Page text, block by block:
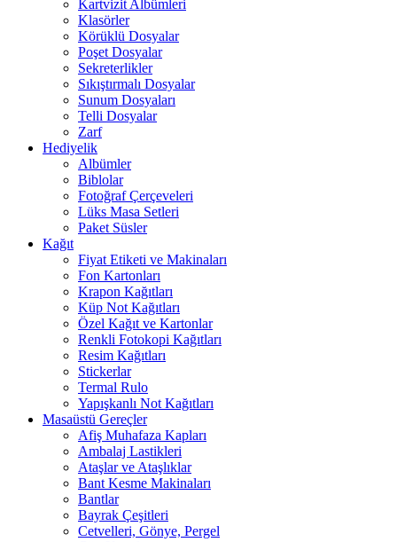
Kartvizit Albümleri
Klasörler
Körüklü Dosyalar
Poşet Dosyalar
Sekreterlikler
Sıkıştırmalı Dosyalar
Sunum Dosyaları
Telli Dosyalar
Zarf
Hediyelik
Albümler
Biblolar
Fotoğraf Çerçeveleri
Lüks Masa Setleri
Paket Süsler
Kağıt
Fiyat Etiketi ve Makinaları
Fon Kartonları
Krapon Kağıtları
Küp Not Kağıtları
Özel Kağıt ve Kartonlar
Renkli Fotokopi Kağıtları
Resim Kağıtları
Stickerlar
Termal Rulo
Yapışkanlı Not Kağıtları
Masaüstü Gereçler
Afiş Muhafaza Kapları
Ambalaj Lastikleri
Ataşlar ve Ataşlıklar
Bant Kesme Makinaları
Bantlar
Bayrak Çeşitleri
Cetvelleri, Gönye, Pergel